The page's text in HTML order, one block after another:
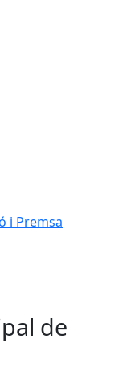
i Premsa
de